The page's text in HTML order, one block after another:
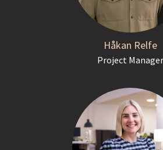
Håkan Relfe
Project Manager